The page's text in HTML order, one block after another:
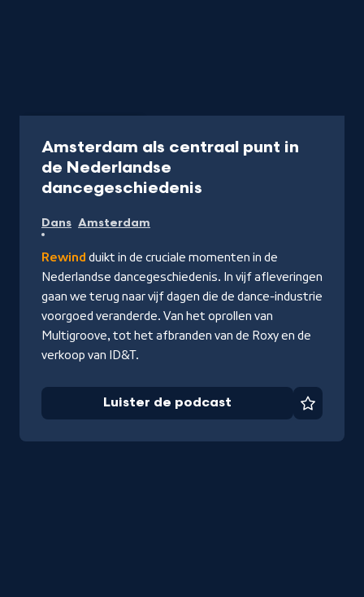
Amsterdam als centraal punt in
de Nederlandse
dancegeschiedenis
podcast
Dans Amsterdam
Rewind duikt in de cruciale momenten in de
Nederlandse dancegeschiedenis. In vijf afleveringen
gaan we terug naar vijf dagen die de dance-industrie
voorgoed veranderde. Van het oprollen van
Multigroove, tot het afbranden van de Roxy en de
verkoop van ID&T.
Luister de podcast